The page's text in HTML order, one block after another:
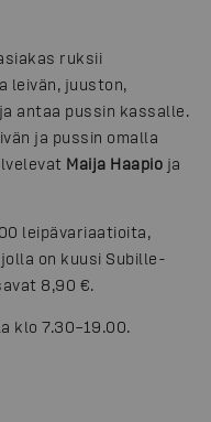
ruksii
leivän, juuston,
antaa pussin kassalle.
ja pussin omalla
Maija Haapio ja
leipävariaatioita,
on kuusi Subille-
8,90 €.
klo 7.30–19.00.